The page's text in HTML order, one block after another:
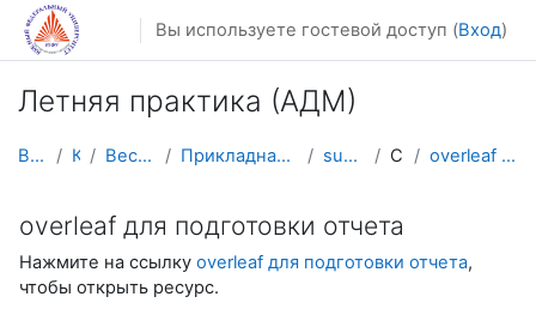
Перейти к основному содержанию
Вы используете гостевой доступ (Вход)
Летняя практика (АДМ)
В начало Курсы Весенний семестр Прикладная математика и информатика summer_practice Ссылки overleaf для подготовки отчета
overleaf для подготовки отчета
Нажмите на ссылку overleaf для подготовки отчета,
чтобы открыть ресурс.